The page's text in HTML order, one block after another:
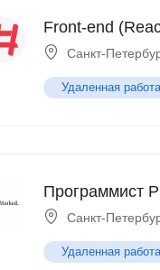
Front-end
Санкт-
Удаленная работа
Программист
Санкт-
Удаленная работа